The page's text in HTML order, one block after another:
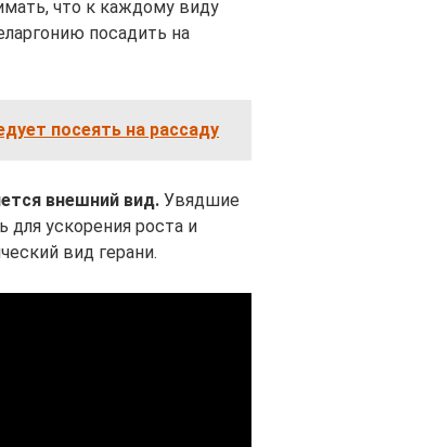
что к каждому виду
посадить на
посеять на рассаду
внешний вид. Увядшие
ускорения роста и
вид герани.